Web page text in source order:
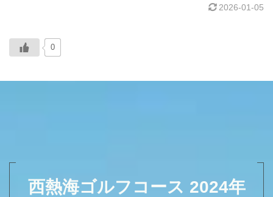
2026-01-05
0
西熱海ゴルフコース 2024年